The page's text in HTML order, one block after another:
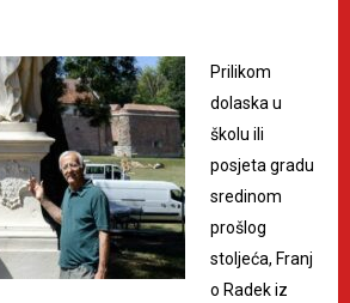
Prilikom
dolaska u
školu ili
posjeta gradu
sredinom
prošlog
stoljeća, Franj
o Radek iz